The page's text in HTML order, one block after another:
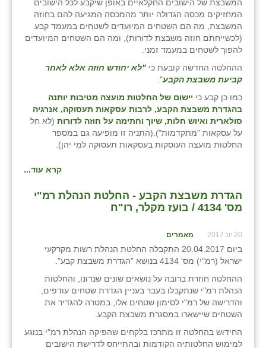
המשבצת של הישובים החקלאיים באופן שיקבע לכל הישובים
המחזיקים מכסה הגדולה יותר מהמכסה המגיעה להם בחוזה
המשבצת, מה הם השטחים המיועדים לשטחים במעמד קבע
(לכשייחתם חוזה משבצת לדורות), ומה הם השטחים המיועדים
להפוך לשטחים במעמד זמני.
ההחלטה החדשה קובעת כי "לא יחודש חוזה אלא לאחר
קביעת משבצת הקבע".
כמו כן קבע כי יישום של החלטות מועצה מטיבות יותנה
בהגדרת משבצת הקבע, לרבות עסקאות תעסוקה, אנרגיה
סולארית ואיוש חלות, שיוך וחתימה על חוזה לדורות (לא חל
על עסקאות "מתקדמות").(התניה זו מופיעה גם במספר
החלטות מועצה העוסקות בעסקאות תעסוקה למי יהן).
קרא עוד...
הגדרת משבצת הקבע - החלטת הנהלת רמ"י
מס' 4134 / בועז מקלר, רו"ח
20 יונ 2017 מאמרים
ביום 20.04.2017 התקבלה החלטת הנהלת רשות מקרקעי
ישראל (רמ"י) מס' 4134 בנושא "הגדרת משבצת קבע".
ההחלטה חוזרת ברובה על נושאים שונים שנדונו, והחלטות
הנהלת רמ"י שנתקבלו בעבר בעניין הגדרת שטחים עודפים,
והדרישה של רמ"י לסימון שטחים אלו, במטרה להגדיר את
השטחים שיישארו במסגרת משבצת הקבע.
החידוש בהחלטה זו מתרכז בלקחים שהפיקה הנהלת רמ"י בנוגע
למימוש החלטותיה הקודמות ובהתייחס לדרישת הישובים